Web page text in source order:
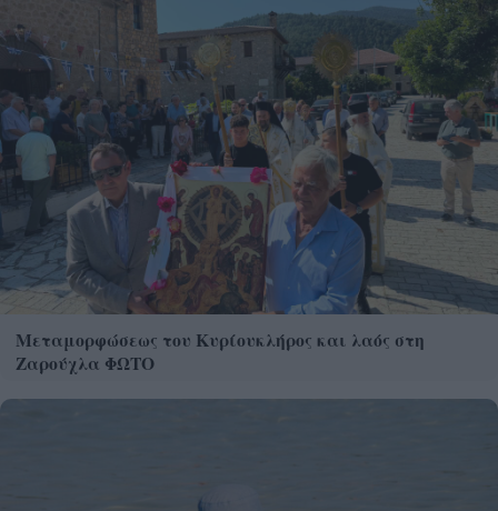
Μεταμορφώσεως του Κυρίουκλήρος και λαός στη
Ζαρούχλα ΦΩΤΟ